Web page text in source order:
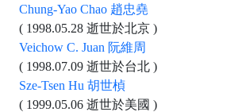
Chung-Yao Chao 趙忠堯
( 1998.05.28 逝世於北京 )
Veichow C. Juan 阮維周
( 1998.07.09 逝世於台北 )
Sze-Tsen Hu 胡世楨
( 1999.05.06 逝世於美國 )